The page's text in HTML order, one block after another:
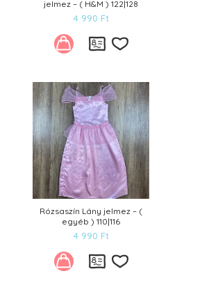
jelmez – ( H&M ) 122|128
4 990 Ft
Kívánságlistára
Rózsaszín Lány jelmez – (
egyéb ) 110|116
4 990 Ft